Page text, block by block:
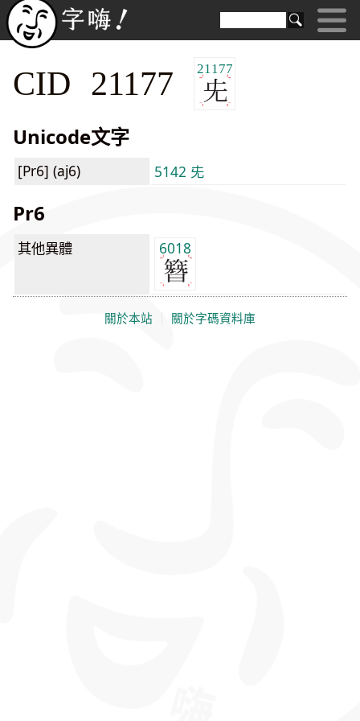
CID 21177 21177
Unicode文字
[Pr6] (aj6) 5142 兂
Pr6
其他異體 6018
關於本站 關於字碼資料庫